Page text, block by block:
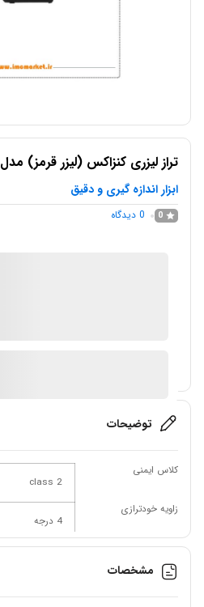
تراز لیزری کنزاکس (لیزر قرمز) مدل KLL-3180
ابزار اندازه گیری و دقیق
0
0 دیدگاه
توضیحات
کلاس ایمنی
2 class
زاویه خودترازی
4 درجه
دقت نمایش
13 متر در روشنایی 200 لوکس
مشخصات